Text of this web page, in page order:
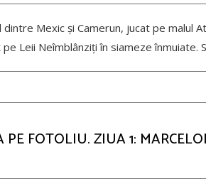
Mexic și Camerun, jucat pe malul
Leii Neîmblânziți în siameze înmuiate.
PE FOTOLIU. ZIUA 1: